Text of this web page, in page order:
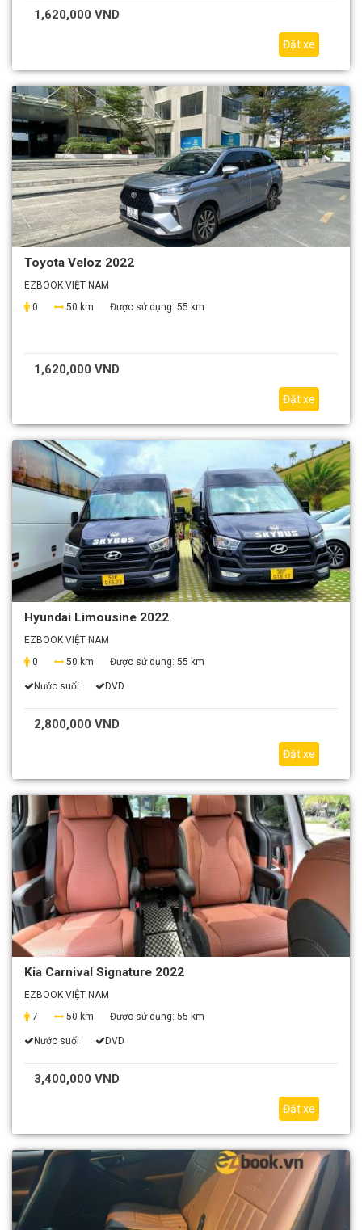
1,620,000 VND
Đặt xe
Toyota Veloz 2022
EZBOOK VIỆT NAM
0
50 km Được sử dụng: 55 km
1,620,000 VND
Đặt xe
Hyundai Limousine 2022
EZBOOK VIỆT NAM
0
50 km Được sử dụng: 55 km
Nước suối DVD
2,800,000 VND
Đặt xe
Kia Carnival Signature 2022
EZBOOK VIỆT NAM
7
50 km Được sử dụng: 55 km
Nước suối DVD
3,400,000 VND
Đặt xe